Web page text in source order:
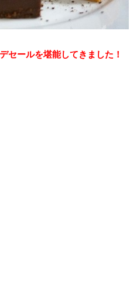
セールを堪能してきました！